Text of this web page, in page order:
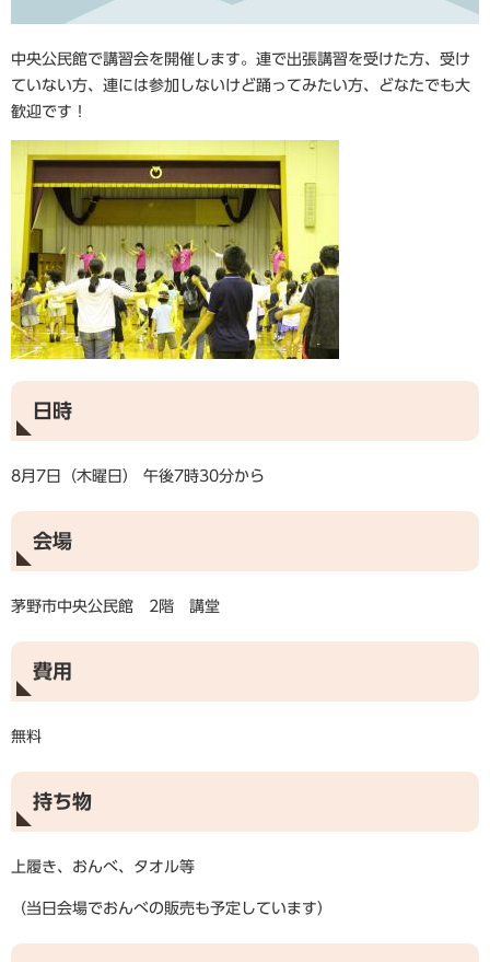
中央公民館で講習会を開催します。連で出張講習を受けた方、受け
ていない方、連には参加しないけど踊ってみたい方、どなたでも大
歓迎です！
日時
8月7日（木曜日） 午後7時30分から
会場
茅野市中央公民館 2階 講堂
費用
無料
持ち物
上履き、おんべ、タオル等
（当日会場でおんべの販売も予定しています）